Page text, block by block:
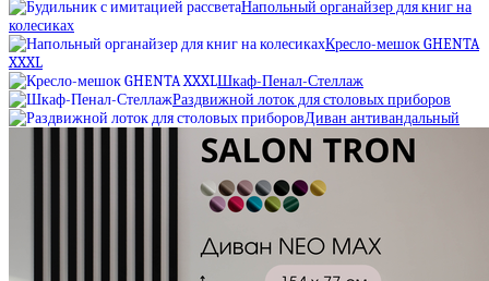
Напольный органайзер для книг на
колесиках
Кресло-мешок GHENTA
XXXL
Шкаф-Пенал-Стеллаж
Раздвижной лоток для столовых приборов
Диван антивандальный